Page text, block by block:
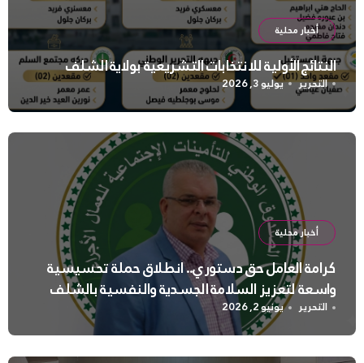
أخبار محلية
النتائج الأولية للانتخابات التشريعية بولاية الشلف
التحرير يوليو 3, 2026
أخبار محلية
كرامة العامل حق دستوري.. انطلاق حملة تحسيسية
واسعة لتعزيز السلامة الجسدية والنفسية بالشلف
التحرير يونيو 2, 2026